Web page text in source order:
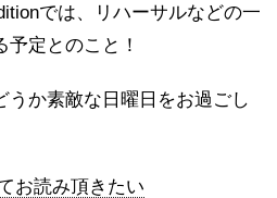
では、リハーサルなどの一
定とのこと！
うか素敵な日曜日をお過ごし
お読み頂きたい